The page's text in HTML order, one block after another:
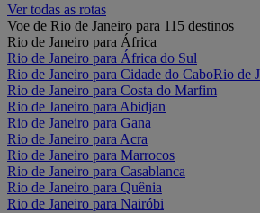
Ver todas as rotas
Voe de Rio de Janeiro para 115 destinos
Rio de Janeiro para África
Rio de Janeiro para África do Sul
Rio de Janeiro para Cidade do CaboRio de
Rio de Janeiro para Costa do Marfim
Rio de Janeiro para Abidjan
Rio de Janeiro para Gana
Rio de Janeiro para Acra
Rio de Janeiro para Marrocos
Rio de Janeiro para Casablanca
Rio de Janeiro para Quênia
Rio de Janeiro para Nairóbi